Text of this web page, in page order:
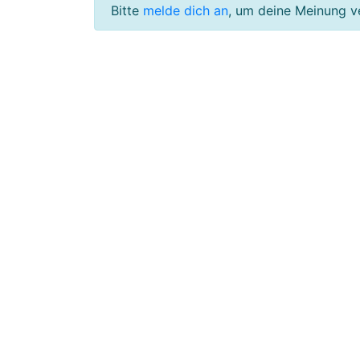
Bitte melde dich an, um deine Meinung